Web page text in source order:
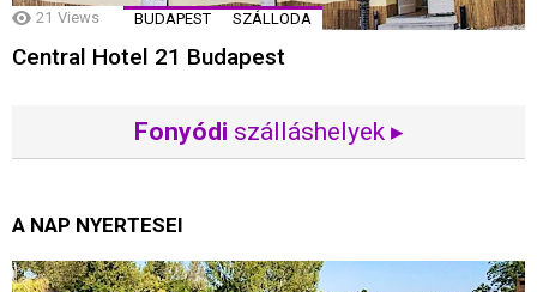
21 Views BUDAPEST SZÁLLODA
Central Hotel 21 Budapest
Fonyódi szálláshelyek ▸
A NAP NYERTESEI